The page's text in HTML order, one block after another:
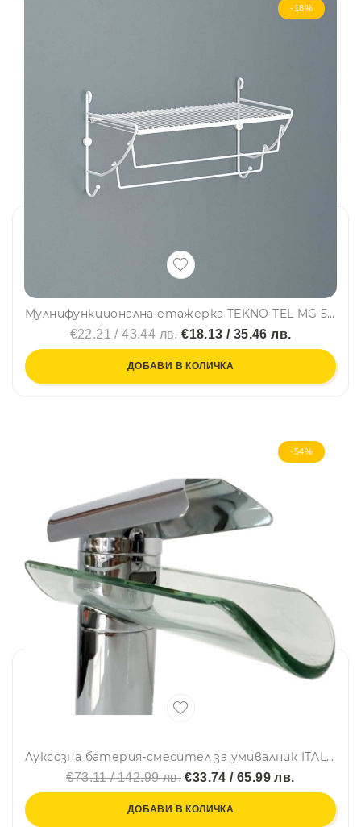
-18%
Мулнифункционална етажерка TEKNO TEL MG 503W, 43х25х25 см, Бял
€22.21 / 43.44 лв.€18.13 / 35.46 лв.
ДОБАВИ В КОЛИЧКА
-54%
Луксозна батерия-смесител за умивалник ITALOMIX 8001 GLASS RIVER-с елегантен стъклен улей
€73.11 / 142.99 лв. €33.74 / 65.99 лв.
ДОБАВИ В КОЛИЧКА